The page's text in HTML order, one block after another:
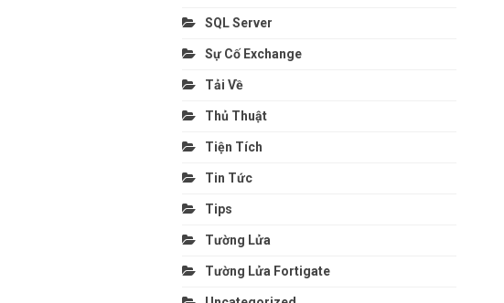
SQL Server
Sự Cố Exchange
Tải Về
Thủ Thuật
Tiện Tích
Tin Tức
Tips
Tường Lửa
Tường Lửa Fortigate